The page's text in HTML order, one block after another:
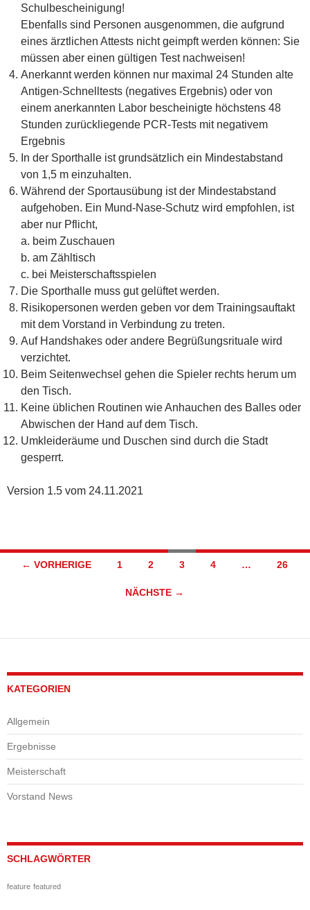
Schulbescheinigung!
Ebenfalls sind Personen ausgenommen, die aufgrund
eines ärztlichen Attests nicht geimpft werden können: Sie
müssen aber einen gültigen Test nachweisen!
Anerkannt werden können nur maximal 24 Stunden alte
Antigen-Schnelltests (negatives Ergebnis) oder von
einem anerkannten Labor bescheinigte höchstens 48
Stunden zurückliegende PCR-Tests mit negativem
Ergebnis
In der Sporthalle ist grundsätzlich ein Mindestabstand
von 1,5 m einzuhalten.
Während der Sportausübung ist der Mindestabstand
aufgehoben. Ein Mund-Nase-Schutz wird empfohlen, ist
aber nur Pflicht,
a. beim Zuschauen
b. am Zähltisch
c. bei Meisterschaftsspielen
Die Sporthalle muss gut gelüftet werden.
Risikopersonen werden geben vor dem Trainingsauftakt
mit dem Vorstand in Verbindung zu treten.
Auf Handshakes oder andere Begrüßungsrituale wird
verzichtet.
Beim Seitenwechsel gehen die Spieler rechts herum um
den Tisch.
Keine üblichen Routinen wie Anhauchen des Balles oder
Abwischen der Hand auf dem Tisch.
Umkleideräume und Duschen sind durch die Stadt
gesperrt.
Version 1.5 vom 24.11.2021
Beitragsnavigation
← VORHERIGE 1 2 3 4 … 26
NÄCHSTE →
KATEGORIEN
Allgemein
Ergebnisse
Meisterschaft
Vorstand News
SCHLAGWÖRTER
feature featured